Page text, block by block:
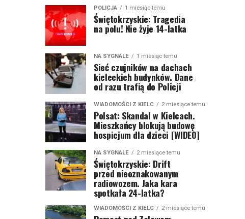
POLICJA 1 miesiąc temu
Świętokrzyskie: Tragedia
na polu! Nie żyje 14-latka
NA SYGNALE 1 miesiąc temu
Sieć czujników na dachach
kieleckich budynków. Dane
od razu trafią do Policji
WIADOMOŚCI Z KIELC 2 miesiące temu
Polsat: Skandal w Kielcach.
Mieszkańcy blokują budowę
hospicjum dla dzieci [WIDEO]
NA SYGNALE 2 miesiące temu
Świętokrzyskie: Drift
przed nieoznakowanym
radiowozem. Jaka kara
spotkała 24-latka?
WIADOMOŚCI Z KIELC 2 miesiące temu